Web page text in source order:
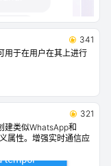
341
用于在用户在其上进行
321
建类似WhatsApp和
属性。增强实时通信应